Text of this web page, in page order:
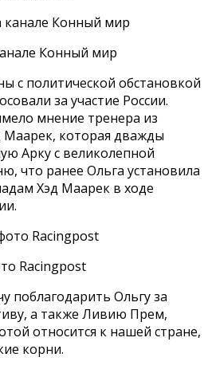
Конный мир
с политической обстановкой
за участие России.
мнение тренера из
которая дважды
Арку с великолепной
что ранее Ольга установила
Хэд Маарек в ходе
Racingpost
поблагодарить Ольгу за
а также Ливию Прем,
относится к нашей стране,
корни.